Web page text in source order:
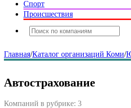
Спорт
Происшествия
Главная/Каталог организаций Коми/
Автострахование
Компаний в рубрике: 3